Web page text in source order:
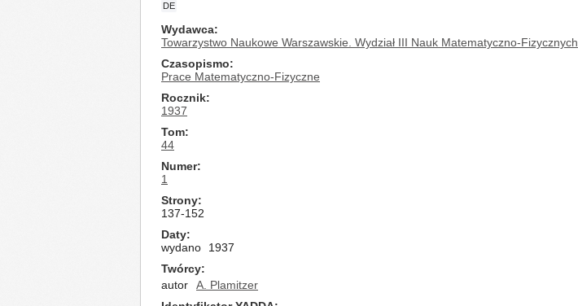
DE
Wydawca
Towarzystwo Naukowe Warszawskie. Wydział III Nauk Matematyczno-Fizycznych
Czasopismo
Prace Matematyczno-Fizyczne
Rocznik
1937
Tom
44
Numer
1
Strony
137-152
Daty
wydano
1937
Twórcy
autor
A. Plamitzer